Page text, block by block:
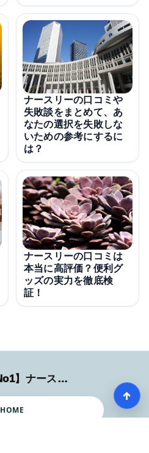
ナースリーの口コミや
失敗談をまとめて、あ
なたの選択を失敗しな
いための参考にするに
は？
ナースリーの口コミは
本当に高評価？便利グ
ッズの実力を徹底検
証！
【看護師愛用率No1】ナースリーで人気の商品はコレ
HOME
↑